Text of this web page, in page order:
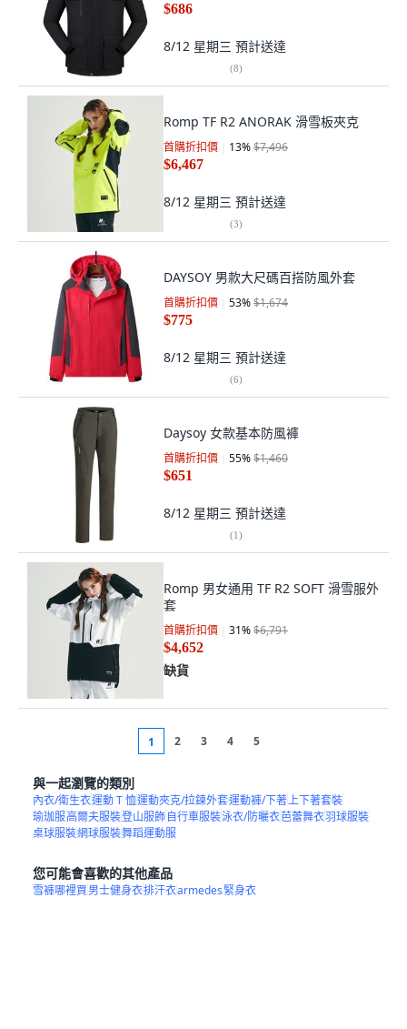
$686
8/12 星期三 預計送達
(8)
Romp TF R2 ANORAK 滑雪板夾克
首購折扣價 13%$7,496
$6,467
8/12 星期三 預計送達
(3)
DAYSOY 男款大尺碼百搭防風外套
首購折扣價 53%$1,674
$775
8/12 星期三 預計送達
(6)
Daysoy 女款基本防風褲
首購折扣價 55%$1,460
$651
8/12 星期三 預計送達
(1)
Romp 男女通用 TF R2 SOFT 滑雪服外
套
首購折扣價 31%$6,791
$4,652
缺貨
1 2 3 4 5
與一起瀏覽的類別
內衣/衛生衣運動 T 恤運動夾克/拉鍊外套運動褲/下著上下著套裝
瑜珈服高爾夫服裝登山服飾自行車服裝泳衣/防曬衣芭蕾舞衣羽球服裝
桌球服裝網球服裝舞蹈運動服
您可能會喜歡的其他產品
雪褲哪裡買男士健身衣排汗衣armedes緊身衣